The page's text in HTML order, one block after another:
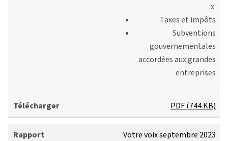
x
Taxes et impôts
Subventions
gouvernementales
accordées aux grandes
entreprises
PDF (744 KB)
Votre voix septembre 2023